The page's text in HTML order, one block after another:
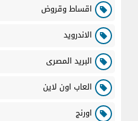
اقساط وقروض
الاندرويد
البريد المصرى
العاب اون لاين
اورنج